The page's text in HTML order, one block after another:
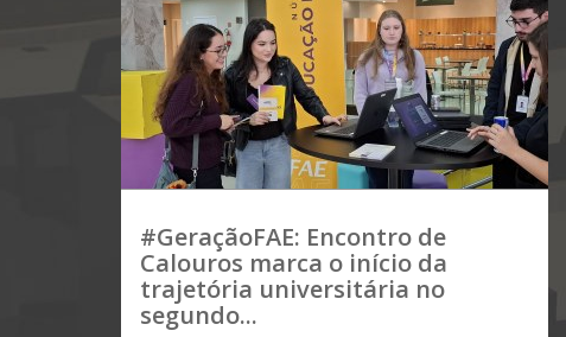
#GeraçãoFAE: Encontro de
Calouros marca o início da
trajetória universitária no
segundo...